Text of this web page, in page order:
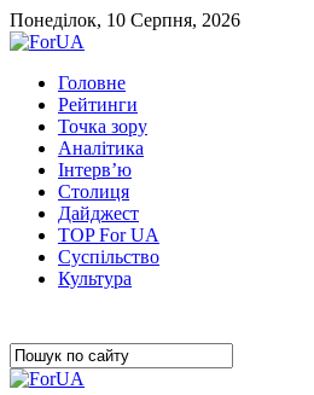
Понеділок, 10 Серпня, 2026
Головне
Рейтинги
Точка зору
Аналітика
Інтерв’ю
Столиця
Дайджест
TOP For UA
Суспiльство
Культура